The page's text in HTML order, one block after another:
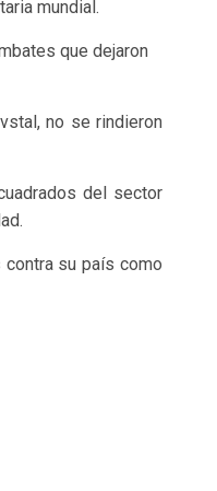
mundial.
que dejaron
no se rindieron
del sector
su país como